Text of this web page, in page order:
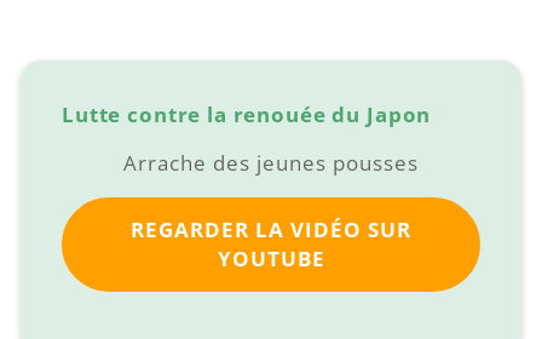
Lutte contre la renouée du Japon
Arrache des jeunes pousses
REGARDER LA VIDÉO SUR
YOUTUBE